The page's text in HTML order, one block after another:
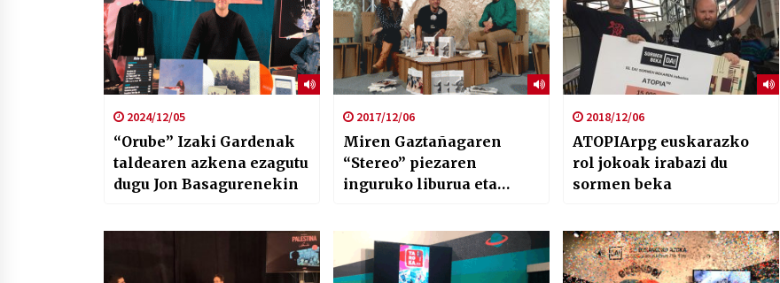
2024/12/05
“Orube” Izaki Gardenak
taldearen azkena ezagutu
dugu Jon Basagurenekin
2017/12/06
Miren Gaztañagaren
“Stereo” piezaren
inguruko liburua eta
antzerkigintzaren
txostena EHAZEren
eskutik
2018/12/06
ATOPIArpg euskarazko
rol jokoak irabazi du
sormen beka